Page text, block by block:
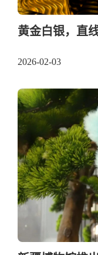
黄金白银，直
2026-02-03